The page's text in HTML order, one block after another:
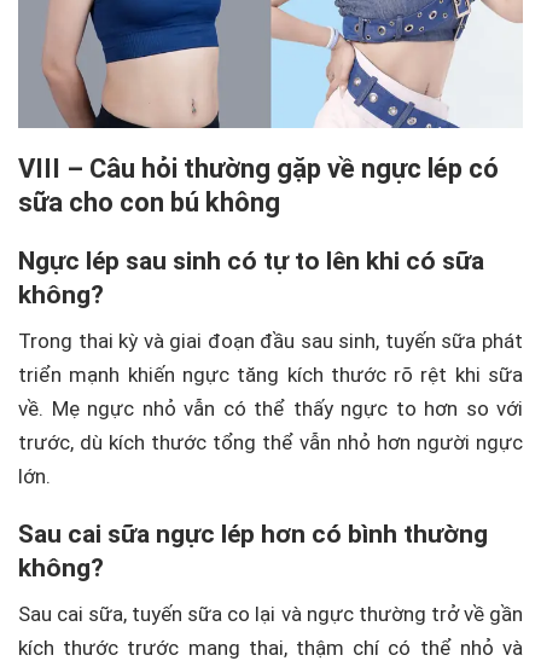
VIII – Câu hỏi thường gặp về ngực lép có
sữa cho con bú không
Ngực lép sau sinh có tự to lên khi có sữa
không?
Trong thai kỳ và giai đoạn đầu sau sinh, tuyến sữa phát
triển mạnh khiến ngực tăng kích thước rõ rệt khi sữa
về. Mẹ ngực nhỏ vẫn có thể thấy ngực to hơn so với
trước, dù kích thước tổng thể vẫn nhỏ hơn người ngực
lớn.
Sau cai sữa ngực lép hơn có bình thường
không?
Sau cai sữa, tuyến sữa co lại và ngực thường trở về gần
kích thước trước mang thai, thậm chí có thể nhỏ và